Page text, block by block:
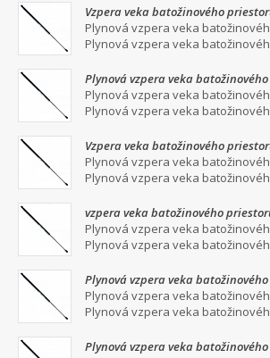
Vzpera veka batožinového
Plynová vzpera veka
Plynová vzpera veka
Plynová vzpera veka
Plynová vzpera veka
Plynová vzpera veka
Vzpera veka batožinového
Plynová vzpera veka
Plynová vzpera veka
vzpera veka batožinového
Plynová vzpera veka
Plynová vzpera veka
Plynová vzpera veka
Plynová vzpera veka
Plynová vzpera veka
Plynová vzpera veka